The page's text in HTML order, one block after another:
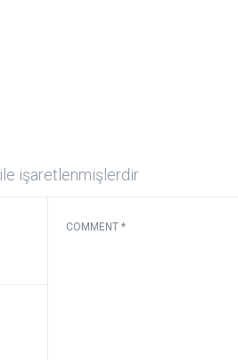
ile işaretlenmişlerdir
COMMENT *